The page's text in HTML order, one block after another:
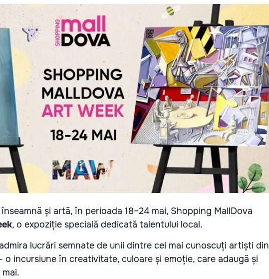
și artă, în perioada 18–24 mai, Shopping MallDova
, o expoziție specială dedicată talentului local.
lucrări semnate de unii dintre cei mai cunoscuți artiști din
o incursiune în creativitate, culoare și emoție, care adaugă și